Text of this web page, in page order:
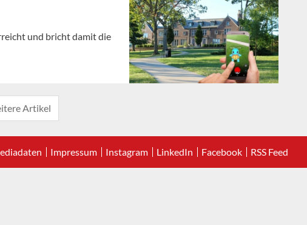
und bricht damit die
Artikel
Impressum Instagram LinkedIn Facebook RSS Feed